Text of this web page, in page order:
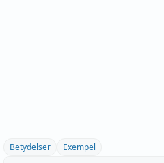
Betydelser Exempel